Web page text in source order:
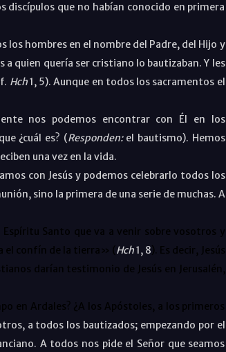
discípulos que no habían conocido en primera
los hombres en el nombre del Padre, del Hijo y
a quien quería ser cristiano lo bautizaban. Y les
Hch1, 5). Aunque en todos los sacramentos el
nos podemos encontrar con Él en los
¿cuál es? (Responden:el bautismo). Hemos
una vez en la vida.
con Jesús y podemos celebrarlo todos los
sino la primera de una serie de muchas. A
Santo que va a venir sobre vosotros y
el confín de la tierra» (Hch1, 8). Es decir, Jesús
darían testimonio de Jesús en Jerusalén,
en Ardales? ¿A los Apóstoles, a los primeros
a todos los bautizados; empezando por el
A todos nos pide el Señor que seamos